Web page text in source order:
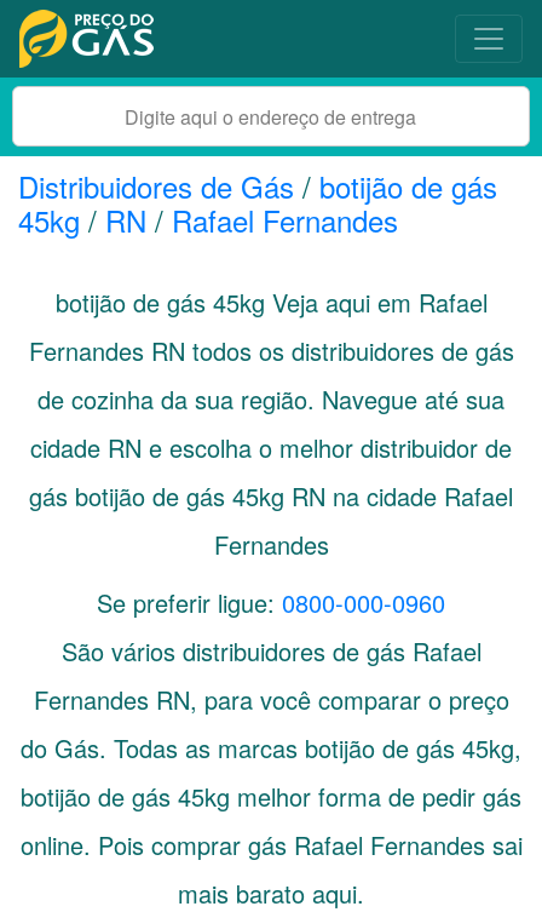
Distribuidores de Gás / botijão de gás
45kg / RN / Rafael Fernandes
botijão de gás 45kg Veja aqui em Rafael
Fernandes RN todos os distribuidores de gás
de cozinha da sua região. Navegue até sua
cidade RN e escolha o melhor distribuidor de
gás botijão de gás 45kg RN na cidade Rafael
Fernandes
Se preferir ligue: 0800-000-0960
São vários distribuidores de gás Rafael
Fernandes RN, para você comparar o preço
do Gás. Todas as marcas botijão de gás 45kg,
botijão de gás 45kg melhor forma de pedir gás
online. Pois comprar gás Rafael Fernandes sai
mais barato aqui.